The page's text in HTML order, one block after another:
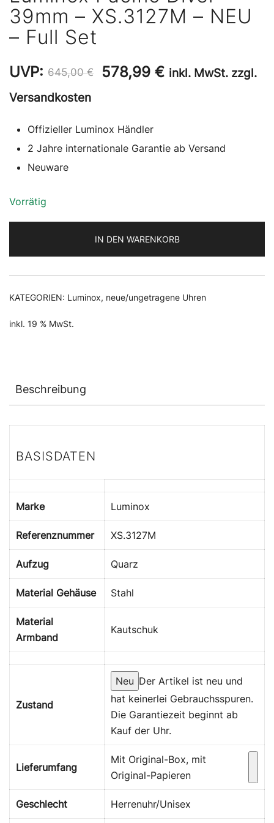
39mm – XS.3127M – NEU
– Full Set
UVP: 645,00€
Ursprünglicher
645,00 €
578,99 €Aktueller
578,99 €.
inkl. MwSt. zzgl.
Versandkosten
Offizieller Luminox Händler
2 Jahre internationale Garantie ab Versand
Neuware
Vorrätig
IN DEN WARENKORB
KATEGORIEN: Luminox, neue/ungetragene Uhren
inkl. 19 % MwSt.
Beschreibung
BASISDATEN
Marke Luminox
Referenznummer XS.3127M
Aufzug Quarz
Material Gehäuse Stahl
Material
Armband
Kautschuk
Zustand
Neu Der Artikel ist neu und
hat keinerlei Gebrauchsspuren.
Die Garantiezeit beginnt ab
Kauf der Uhr.
Lieferumfang
Mit Original-Box, mit
Original-Papieren
Geschlecht Herrenuhr/Unisex